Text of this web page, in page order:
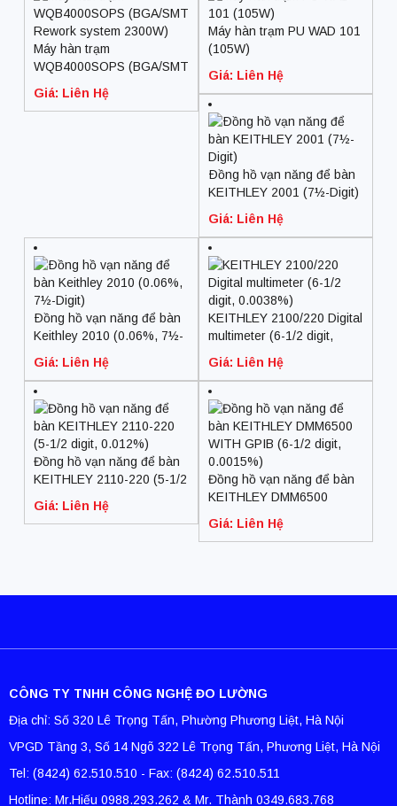
Máy hàn trạm
WQB4000SOPS (BGA/SMT
Giá: Liên Hệ
Máy hàn trạm PU WAD 101
(105W)
Giá: Liên Hệ
Ðồng hồ vạn năng để bàn
KEITHLEY 2001 (7½-Digit)
Giá: Liên Hệ
Ðồng hồ vạn năng để bàn
Keithley 2010 (0.06%, 7½-
Giá: Liên Hệ
KEITHLEY 2100/220 Digital
multimeter (6-1/2 digit,
Giá: Liên Hệ
Đồng hồ vạn năng để bàn
KEITHLEY 2110-220 (5-1/2
Giá: Liên Hệ
Đồng hồ vạn năng để bàn
KEITHLEY DMM6500
0.0015%)
Giá: Liên Hệ
CÔNG TY TNHH CÔNG NGHỆ ĐO LƯỜNG
Địa chỉ: Số 320 Lê Trọng Tấn, Phường Phương Liệt, Hà Nội
VPGD Tầng 3, Số 14 Ngõ 322 Lê Trọng Tấn, Phương Liệt, Hà Nội
Tel: (8424) 62.510.510 - Fax: (8424) 62.510.511
Hotline: Mr.Hiếu 0988.293.262 & Mr. Thành 0349.683.768